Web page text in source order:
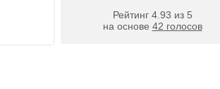
Рейтинг 4.93 из 5
на основе 42 голосов